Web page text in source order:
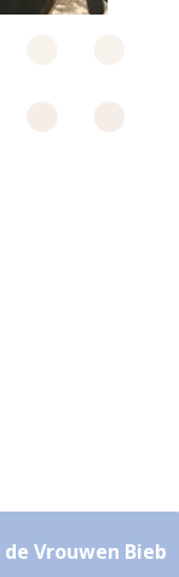
Vrouwen Bieb